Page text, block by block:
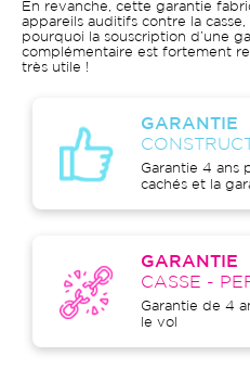
En revanche, cette garantie
appareils auditifs contre la
pourquoi la souscription d’une
complémentaire est fortement
très utile !
GARANTIE
Garantie 4 ans
cachés et la
GARANTIE
CASSE -
Garantie de 4
le vol